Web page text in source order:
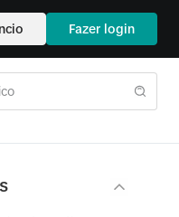
Fazer login